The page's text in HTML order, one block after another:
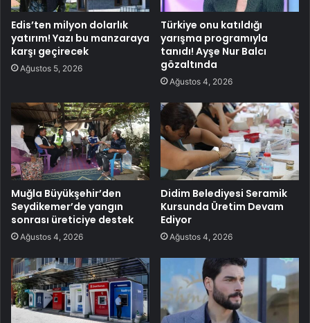
Edis’ten milyon dolarlık
yatırım! Yazı bu manzaraya
karşı geçirecek
Ağustos 5, 2026
Türkiye onu katıldığı
yarışma programıyla
tanıdı! Ayşe Nur Balcı
gözaltında
Ağustos 4, 2026
Muğla Büyükşehir’den
Seydikemer’de yangın
sonrası üreticiye destek
Ağustos 4, 2026
Didim Belediyesi Seramik
Kursunda Üretim Devam
Ediyor
Ağustos 4, 2026